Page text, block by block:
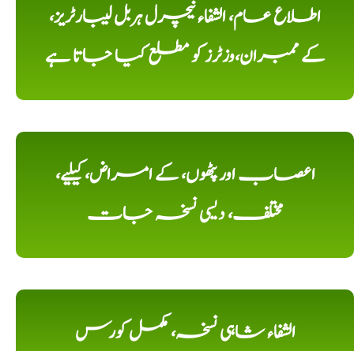
اطلاع عام، الشفاء نیچرل ہربل لیبارٹریز،
کے ممبران،وزٹرز کو مطلع کیا جاتا ہے
اعصاب اور پٹھوں، کے امراض، کیلیے،
مختلف، دیسی نسخہ جات
الشفاء شاہی نسخہ، مکمل کورس